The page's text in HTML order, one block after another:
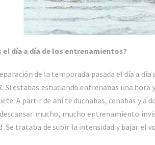
el día a día de los entrenamientos?
de la temporada pasada el día a
Si estabas estudiando entrenabas una
A partir de ahí te duchabas, cenabas y a
mucho, mucho entrenamiento
Se trataba de subir la intensidad y bajar el